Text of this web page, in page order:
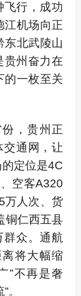
飞行，成功
江机场向正
东北武陵山
贵州奋力在
的一枚至关
，贵州正
交通网，让
定位是4C
空客A320
万人次、货
铜仁西五县
群众。通航
将大幅缩
”不再是奢
。